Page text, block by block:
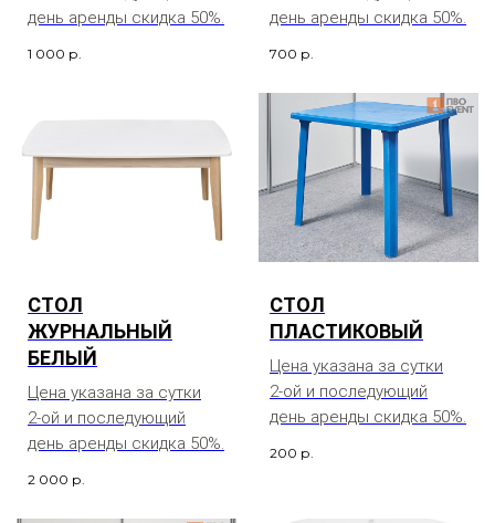
день аренды скидка 50%.
1 000 р.
день аренды скидка 50%.
700 р.
СТОЛ
ЖУРНАЛЬНЫЙ
БЕЛЫЙ
Цена указана за сутки
2-ой и последующий
день аренды скидка 50%.
2 000 р.
СТОЛ
ПЛАСТИКОВЫЙ
Цена указана за сутки
2-ой и последующий
день аренды скидка 50%.
200 р.